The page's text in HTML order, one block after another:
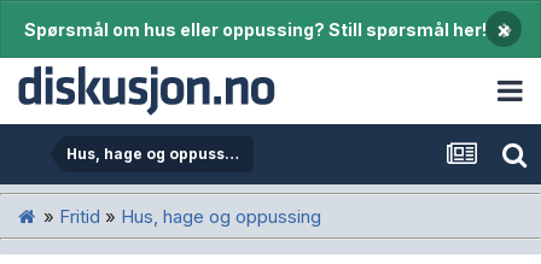
Spørsmål om hus eller oppussing? Still spørsmål her! ×
Hus, hage og oppussing
» Fritid » Hus, hage og oppussing